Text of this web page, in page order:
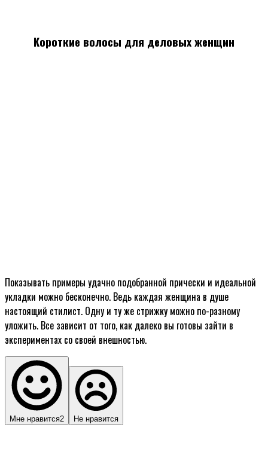
Короткие волосы для деловых женщин
Показывать примеры удачно подобранной прически и идеальной
укладки можно бесконечно. Ведь каждая женщина в душе
настоящий стилист. Одну и ту же стрижку можно по-разному
уложить. Все зависит от того, как далеко вы готовы зайти в
экспериментах со своей внешностью.
Мне нравится2 Не нравится